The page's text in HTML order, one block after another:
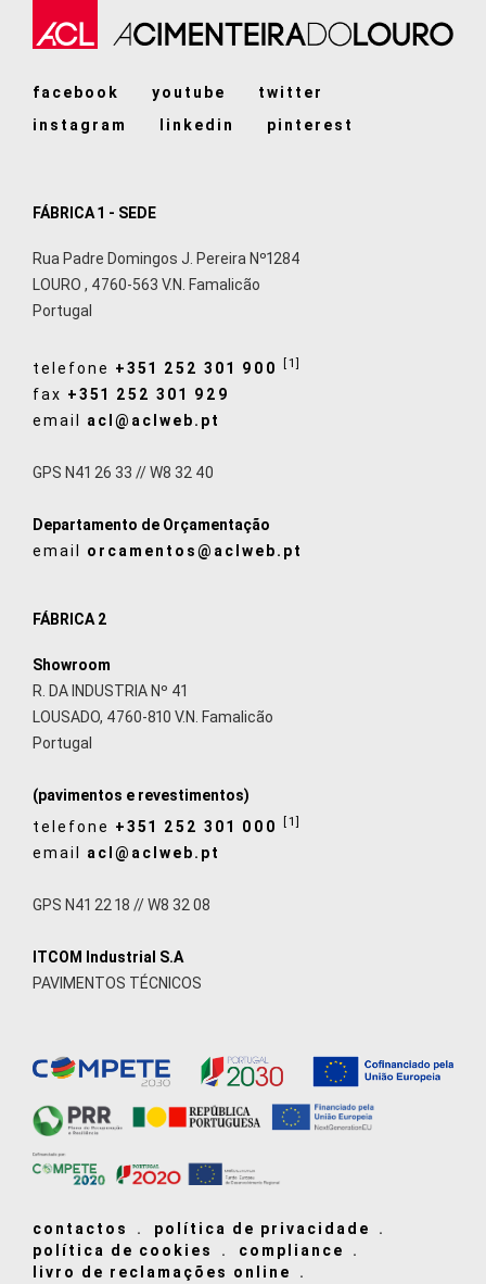
facebook youtube
twitter
instagram
linkedin pinterest
FÁBRICA 1 - SEDE
Rua Padre Domingos J. Pereira Nº1284
LOURO , 4760-563 V.N. Famalicão
Portugal
telefone +351 252 301 900 [1]
fax +351 252 301 929
email acl@aclweb.pt
GPS N41 26 33 // W8 32 40
Departamento de Orçamentação
email orcamentos@aclweb.pt
FÁBRICA 2
Showroom
R. DA INDUSTRIA Nº 41
LOUSADO, 4760-810 V.N. Famalicão
Portugal
(pavimentos e revestimentos)
telefone +351 252 301 000 [1]
email acl@aclweb.pt
GPS N41 22 18 // W8 32 08
ITCOM Industrial S.A
PAVIMENTOS TÉCNICOS
contactos
política de privacidade
política de cookies
compliance
livro de reclamações online